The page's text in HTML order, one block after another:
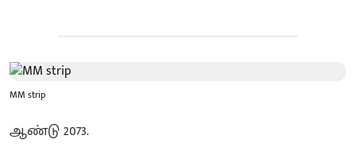
MM strip
ஆண்டு 2073.